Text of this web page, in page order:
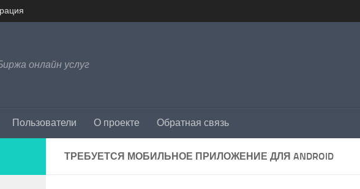
онлайн услуг
Пользователи О проекте Обратная связь
ТРЕБУЕТСЯ МОБИЛЬНОЕ ПРИЛОЖЕНИЕ ДЛЯ ANDROID